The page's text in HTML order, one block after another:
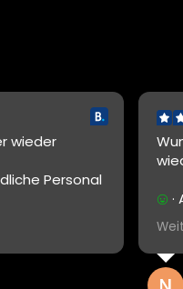
Personal
·